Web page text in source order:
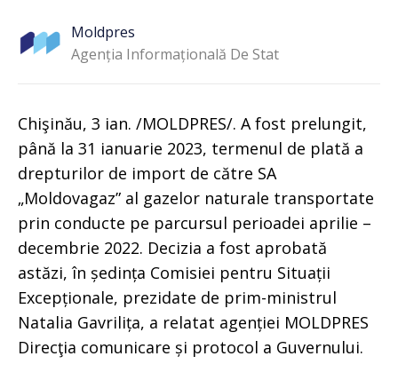
Moldpres
Agenția Informațională De Stat
Chişinău, 3 ian. /MOLDPRES/. A fost prelungit,
până la 31 ianuarie 2023, termenul de plată a
drepturilor de import de către SA
„Moldovagaz” al gazelor naturale transportate
prin conducte pe parcursul perioadei aprilie –
decembrie 2022. Decizia a fost aprobată
astăzi, în ședința Comisiei pentru Situații
Excepționale, prezidate de prim-ministrul
Natalia Gavrilița, a relatat agenției MOLDPRES
Direcţia comunicare și protocol a Guvernului.